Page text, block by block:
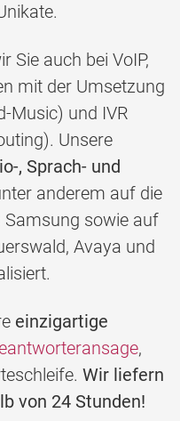
Sie auch bei VoIP,
mit der Umsetzung
Music) und IVR
Unsere
, Sprach- und
anderem auf die
sowie auf
Avaya und
einzigartige
,
Wir liefern
von 24 Stunden!